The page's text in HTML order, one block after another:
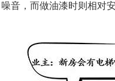
音，而做油漆时则相对安